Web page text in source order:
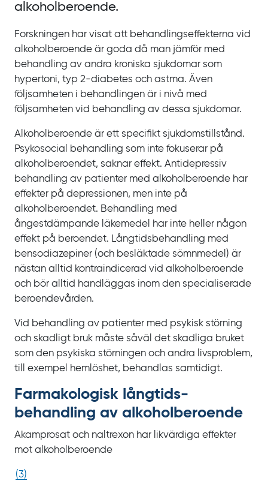
alkoholberoende.
Forskningen har visat att behandlingseffekterna vid
alkoholberoende är goda då man jämför med
behandling av andra kroniska sjukdomar som
hypertoni, typ 2‍-‍diabetes och astma. Även
följsamheten i behandlingen är i nivå med
följsamheten vid behandling av dessa sjukdomar.
Alkoholberoende är ett specifikt sjukdomstillstånd.
Psykosocial behandling som inte fokuserar på
alkoholberoendet, saknar effekt. Antidepressiv
behandling av patienter med alkoholberoende har
effekter på depressionen, men inte på
alkoholberoendet. Behandling med
ångestdämpande läkemedel har inte heller någon
effekt på beroendet. Långtidsbehandling med
bensodiazepiner (och besläktade sömnmedel) är
nästan alltid kontraindicerad vid alkoholberoende
och bör alltid handläggas inom den specialiserade
beroendevården.
Vid behandling av patienter med psykisk störning
och skadligt bruk måste såväl det skadliga bruket
som den psykiska störningen och andra livsproblem,
till exempel hemlöshet, behandlas samtidigt.
Farmakologisk långtids­
behandling av alkohol­beroende
Akamprosat och naltrexon har likvärdiga effekter
mot alkoholberoende
(3)